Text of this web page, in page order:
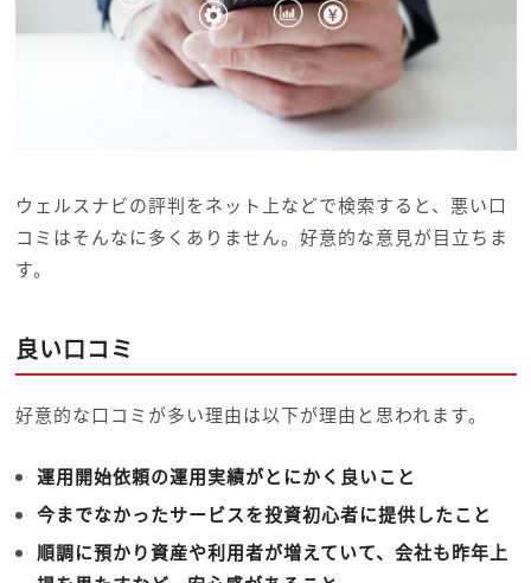
ウェルスナビの評判をネット上などで検索すると、悪い口
コミはそんなに多くありません。好意的な意見が目立ちま
す。
良い口コミ
好意的な口コミが多い理由は以下が理由と思われます。
運用開始依頼の運用実績がとにかく良いこと
今までなかったサービスを投資初心者に提供したこと
順調に預かり資産や利用者が増えていて、会社も昨年上